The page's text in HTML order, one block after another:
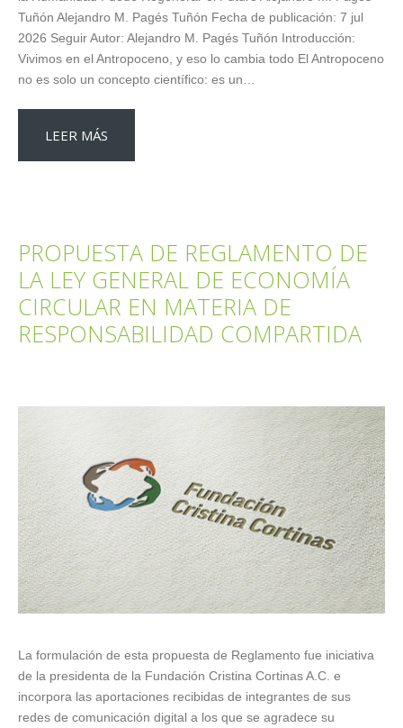
Tuñón Alejandro M. Pagés Tuñón Fecha de publicación: 7 jul
2026 Seguir Autor: Alejandro M. Pagés Tuñón Introducción:
Vivimos en el Antropoceno, y eso lo cambia todo El Antropoceno
no es solo un concepto científico: es un…
LEER MÁS
PROPUESTA DE REGLAMENTO DE
LA LEY GENERAL DE ECONOMÍA
CIRCULAR EN MATERIA DE
RESPONSABILIDAD COMPARTIDA
La formulación de esta propuesta de Reglamento fue iniciativa
de la presidenta de la Fundación Cristina Cortinas A.C. e
incorpora las aportaciones recibidas de integrantes de sus
redes de comunicación digital a los que se agradece su